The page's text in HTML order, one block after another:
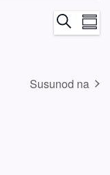
Buod
Susunod na